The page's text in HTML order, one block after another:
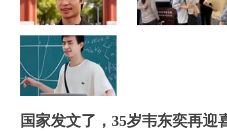
国家发文了，35岁韦东奕再迎